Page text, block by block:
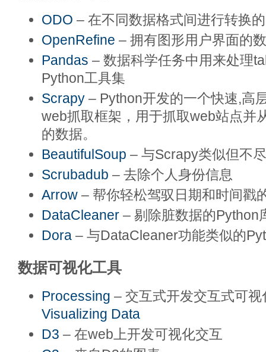
ODO – 在不同数据格式间进行转换
OpenRefine – 拥有图形用户界面的
Pandas – 数据科学任务中用来处理
Python工具集
Scrapy – Python开发的一个快速,高
web抓取框架，用于抓取web站点并
的数据。
BeautifulSoup – 与Scrapy类似但不
Scrubadub – 去除个人身份信息
Arrow – 帮你轻松驾驭日期和时间戳
DataCleaner – 剔除脏数据的Python
Dora – 与DataCleaner功能类似的
数据可视化工具
Processing – 交互式开发交互式可
Visualizing Data
D3 – 在web上开发可视化交互